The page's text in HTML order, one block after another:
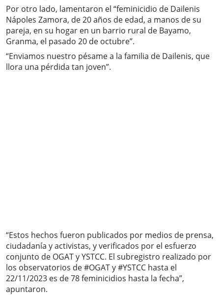
Por otro lado, lamentaron el “feminicidio de Dailenis
Nápoles Zamora, de 20 años de edad, a manos de su
pareja, en su hogar en un barrio rural de Bayamo,
Granma, el pasado 20 de octubre”.
“Enviamos nuestro pésame a la familia de Dailenis, que
llora una pérdida tan joven”.
“Estos hechos fueron publicados por medios de prensa,
ciudadanía y activistas, y verificados por el esfuerzo
conjunto de OGAT y YSTCC. El subregistro realizado por
los observatorios de #OGAT y #YSTCC hasta el
22/11/2023 es de 78 feminicidios hasta la fecha”,
apuntaron.